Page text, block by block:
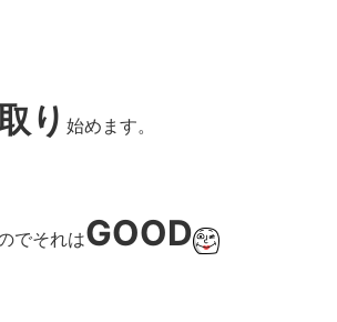
り 始めます。
でそれはGOOD